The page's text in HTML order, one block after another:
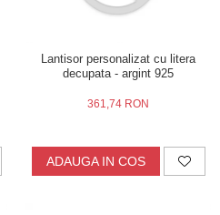
Lantisor personalizat cu litera
decupata - argint 925
361,74 RON
ADAUGA IN COS